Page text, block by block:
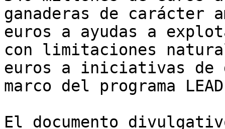
ganaderas de carácter
euros a ayudas a
con limitaciones
euros a iniciativas
marco del programa
El documento